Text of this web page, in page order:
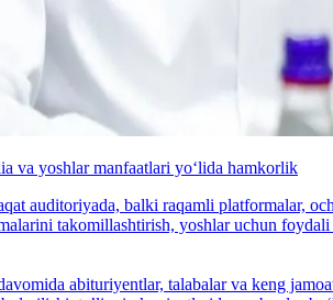
va yoshlar manfaatlari yo‘lida hamkorlik
auditoriyada, balki raqamli platformalar,
takomillashtirish, yoshlar uchun
abituriyentlar, talabalar va keng